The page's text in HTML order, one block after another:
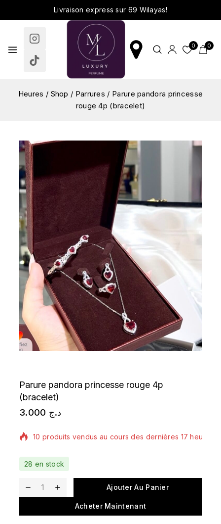
Livraison express sur 69 Wilayas!
0 0
Heures / Shop / Parrures / Parure pandora princesse
rouge 4p (bracelet)
Parure pandora princesse rouge 4p
(bracelet)
د.ج
10 produits vendus au cours des dernières 17 heures
Vente rapide ! Plus de 17 personnes ont dans leur
panier
28 en stock
Ajouter Au Panier
Acheter Maintenant